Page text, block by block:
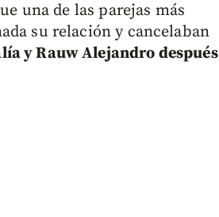
una de las parejas más
su relación y cancelaban
y Rauw Alejandro después